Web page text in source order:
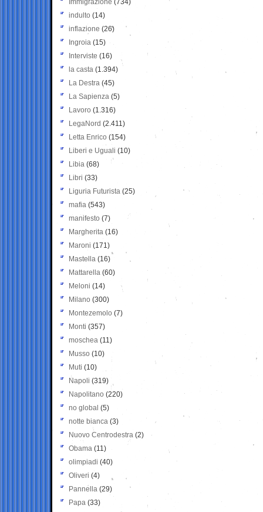
Immigrazione (734)
indulto (14)
inflazione (26)
Ingroia (15)
Interviste (16)
la casta (1.394)
La Destra (45)
La Sapienza (5)
Lavoro (1.316)
LegaNord (2.411)
Letta Enrico (154)
Liberi e Uguali (10)
Libia (68)
Libri (33)
Liguria Futurista (25)
mafia (543)
manifesto (7)
Margherita (16)
Maroni (171)
Mastella (16)
Mattarella (60)
Meloni (14)
Milano (300)
Montezemolo (7)
Monti (357)
moschea (11)
Musso (10)
Muti (10)
Napoli (319)
Napolitano (220)
no global (5)
notte bianca (3)
Nuovo Centrodestra (2)
Obama (11)
olimpiadi (40)
Oliveri (4)
Pannella (29)
Papa (33)